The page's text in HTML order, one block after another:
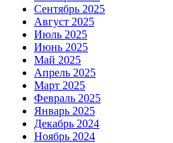
Сентябрь 2025
Август 2025
Июль 2025
Июнь 2025
Май 2025
Апрель 2025
Март 2025
Февраль 2025
Январь 2025
Декабрь 2024
Ноябрь 2024